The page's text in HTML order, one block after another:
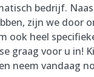
bedrijf.
zijn we door
ook heel
graag voor u in!
neem vandaag